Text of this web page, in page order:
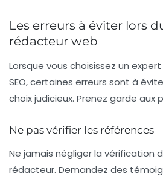
Les erreurs à éviter lors
rédacteur web
Lorsque vous choisissez un
SEO, certaines erreurs sont à
choix judicieux. Prenez garde aux
Ne pas vérifier les références
Ne jamais négliger la vérification
rédacteur. Demandez des